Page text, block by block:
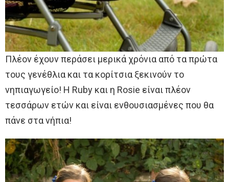
Πλέον έχουν περάσει μερικά χρόνια από τα πρώτα
τους γενέθλια και τα κορίτσια ξεκινούν το
νηπιαγωγείο! Η Ruby και η Rosie είναι πλέον
τεσσάρων ετών και είναι ενθουσιασμένες που θα
πάνε στα νήπια!